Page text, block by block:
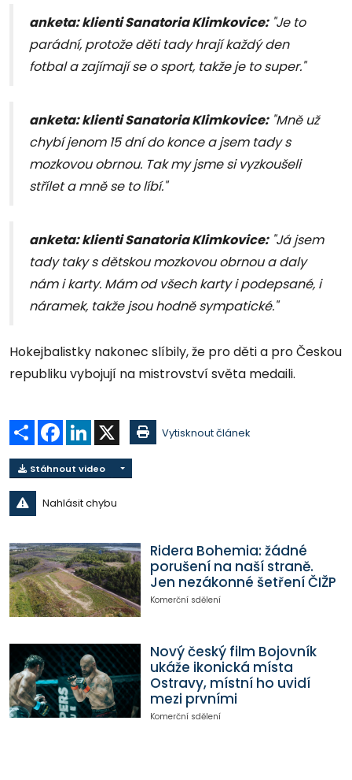
anketa: klienti Sanatoria Klimkovice:"Je to
parádní, protože děti tady hrají každý den
fotbal a zajímají se o sport, takže je to super."
anketa: klienti Sanatoria Klimkovice:"Mně už
chybí jenom 15 dní do konce a jsem tady s
mozkovou obrnou. Tak my jsme si vyzkoušeli
střílet a mně se to líbí."
anketa: klienti Sanatoria Klimkovice:"Já jsem
tady taky s dětskou mozkovou obrnou a daly
nám i karty. Mám od všech karty i podepsané, i
náramek, takže jsou hodně sympatické."
Hokejbalistky nakonec slíbily, že pro děti a pro Českou
republiku vybojují na mistrovství světa medaili.
Sdílet Facebook
LinkedIn Vytisknout článek
Stáhnout video
Nahlásit chybu
Ridera Bohemia: žádné
porušení na naší straně.
Jen nezákonné šetření ČIŽP
Komerční sdělení
Nový český film Bojovník
ukáže ikonická místa
Ostravy, místní ho uvidí
mezi prvními
Komerční sdělení